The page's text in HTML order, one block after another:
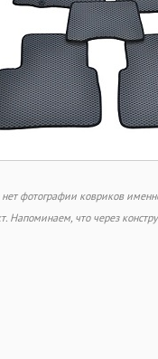
фотографии ковриков
Напоминаем, что через